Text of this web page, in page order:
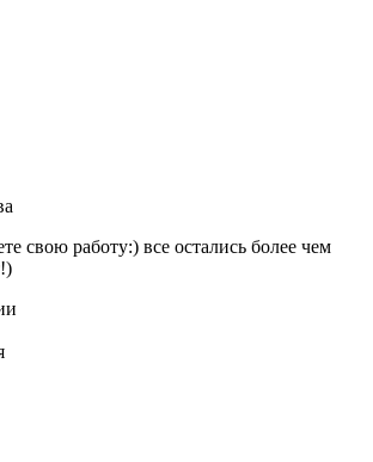
свою работу:) все остались более чем